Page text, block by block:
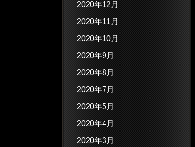
2020年12月
2020年11月
2020年10月
2020年9月
2020年8月
2020年7月
2020年5月
2020年4月
2020年3月